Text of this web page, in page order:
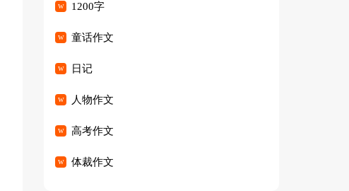
1200字
童话作文
日记
人物作文
高考作文
体裁作文